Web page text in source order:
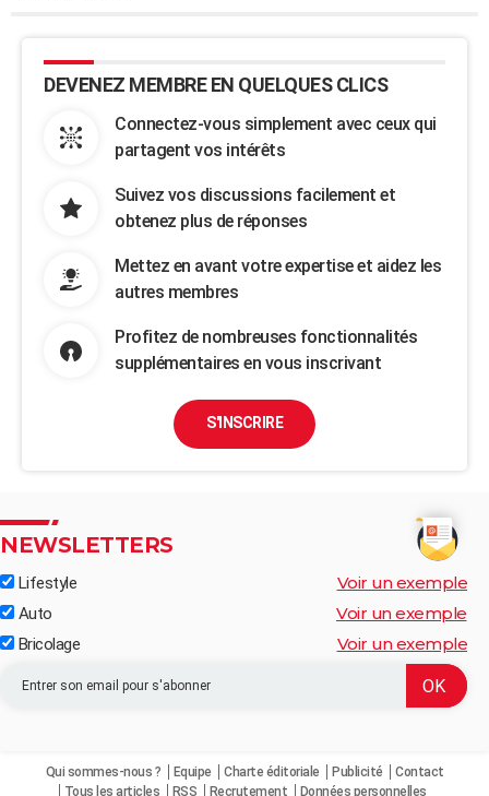
DEVENEZ MEMBRE EN QUELQUES CLICS
Connectez-vous simplement avec ceux qui
partagent vos intérêts
Suivez vos discussions facilement et
obtenez plus de réponses
Mettez en avant votre expertise et aidez les
autres membres
Profitez de nombreuses fonctionnalités
supplémentaires en vous inscrivant
S'INSCRIRE
NEWSLETTERS
Lifestyle Voir un exemple
Auto Voir un exemple
Bricolage Voir un exemple
Qui sommes-nous ? Equipe Charte éditoriale Publicité
Contact
Tous les articles
RSS Recrutement Données personnelles